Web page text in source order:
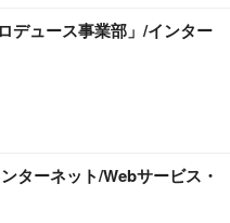
デュース事業部」/インター
ターネット/Webサービス・